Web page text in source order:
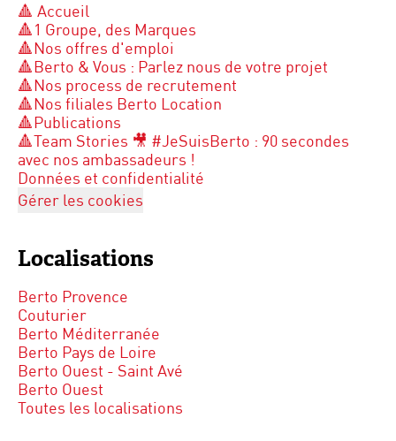
🔺 Accueil
🔺1 Groupe, des Marques
🔺Nos offres d'emploi
🔺Berto & Vous : Parlez nous de votre projet
🔺Nos process de recrutement
🔺Nos filiales Berto Location
🔺Publications
🔺Team Stories 🎥 #JeSuisBerto : 90 secondes
avec nos ambassadeurs !
Données et confidentialité
Gérer les cookies
Localisations
Berto Provence
Couturier
Berto Méditerranée
Berto Pays de Loire
Berto Ouest - Saint Avé
Berto Ouest
Toutes les localisations